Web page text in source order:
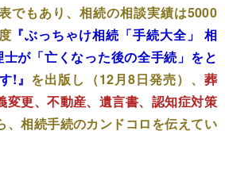
でもあり、相続の相談実績は5000
『ぶっちゃけ相続「手続大全」 相
が「亡くなった後の全手続」をと
!』 を出版し（12月8日発売）、 葬
変更、不動産、遺言書、認知症対策
、相続手続のカンドコロを伝えてい